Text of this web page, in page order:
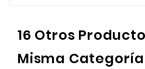
16 Otros
Misma